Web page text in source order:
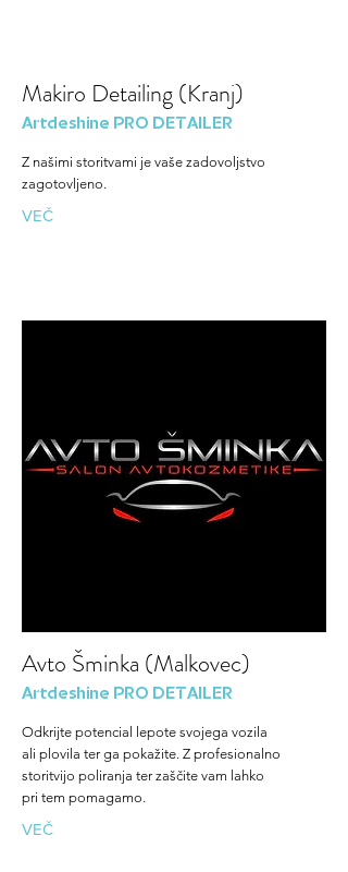
Makiro Detailing (Kranj)
Artdeshine PRO DETAILER
Z našimi storitvami je vaše zadovoljstvo
zagotovljeno.
VEČ
Avto Šminka (Malkovec)
Artdeshine PRO DETAILER
Odkrijte potencial lepote svojega vozila
ali plovila ter ga pokažite. Z profesionalno
storitvijo poliranja ter zaščite vam lahko
pri tem pomagamo.
VEČ